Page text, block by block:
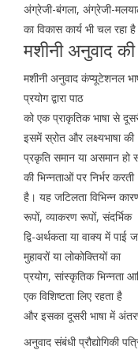
अंग्रेजी-बंगला, अंग्रेजी-
का विकास कार्य भी चल रहा
मशीनी अनुवाद
मशीनी अनुवाद कंप्यूटेशनल
प्रयोग द्वारा पाठ
को एक प्राकृतिक भाषा से
इसमें स्रोत और लक्ष्यभाषा की
प्रकृति समान या असमान हो
की भिन्नताओं पर निर्भर करती
है। यह जटिलता विभिन्न
रूपों, व्याकरण रूपों, संदर्भिक
द्वि-अर्थकता या वाक्य में
मुहावरों या लोकोक्तियों का
प्रयोग, सांस्कृतिक भिन्नता
एक विशिष्टता लिए रहता है
और इसका दूसरी भाषा में
अनुवाद संबंधी प्रौद्योगिकी